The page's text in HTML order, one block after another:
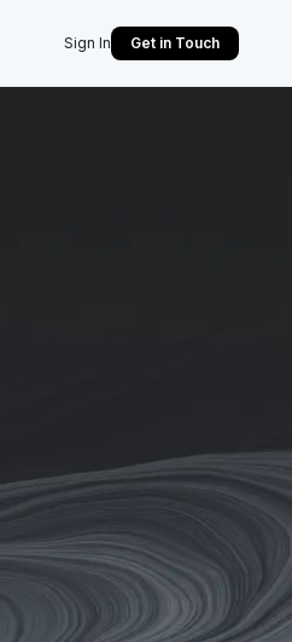
Sign In Get in Touch